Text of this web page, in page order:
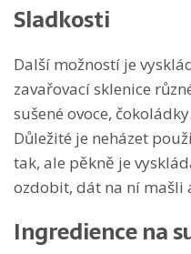
Sladkosti
Další možností je
zavařovací sklenice
sušené ovoce,
Důležité je neházet
tak, ale pěkně je
ozdobit, dát na ní mašli
Ingredience na